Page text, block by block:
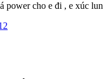
power cho e đi , e xúc